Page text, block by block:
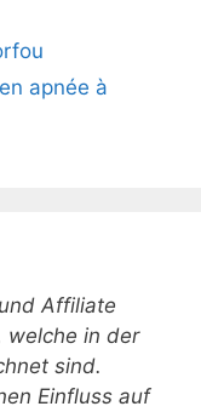
apnée à
Affiliate
welche in der
sind.
Einfluss auf